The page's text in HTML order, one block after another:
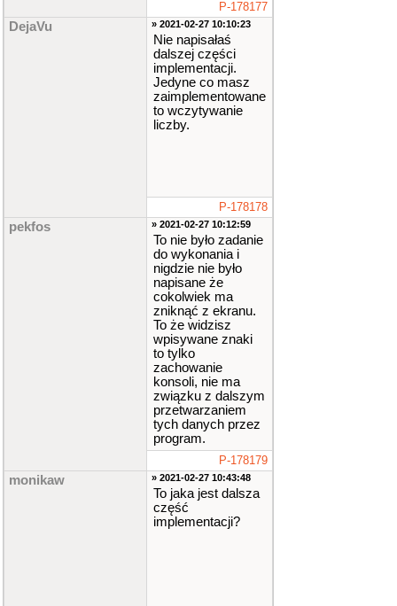
P-178177
DejaVu » 2021-02-27 10:10:23
Nie napisałaś
dalszej części
implementacji.
Jedyne co masz
zaimplementowane
to wczytywanie
liczby.
P-178178
pekfos » 2021-02-27 10:12:59
To nie było zadanie
do wykonania i
nigdzie nie było
napisane że
cokolwiek ma
zniknąć z ekranu.
To że widzisz
wpisywane znaki
to tylko
zachowanie
konsoli, nie ma
związku z dalszym
przetwarzaniem
tych danych przez
program.
P-178179
monikaw » 2021-02-27 10:43:48
To jaka jest dalsza
część
implementacji?